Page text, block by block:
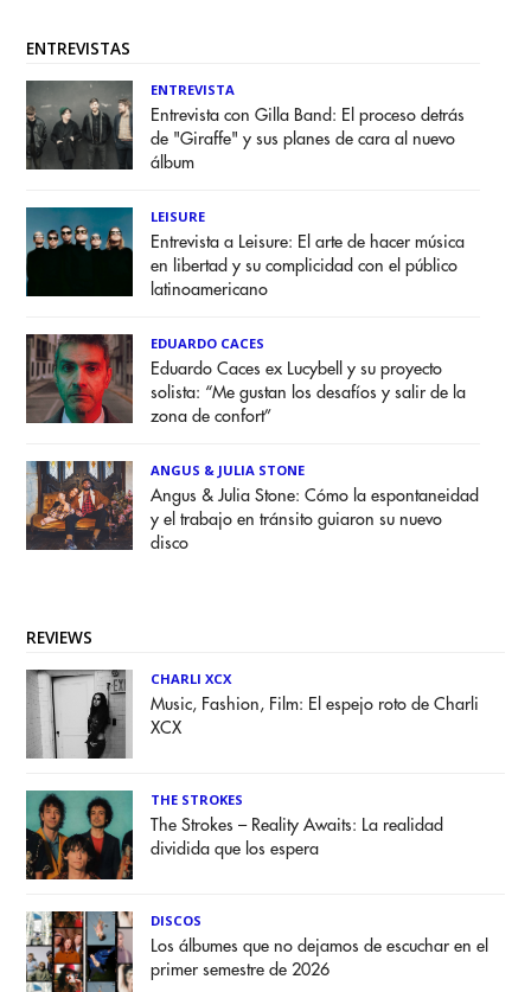
ENTREVISTAS
ENTREVISTA
Entrevista con Gilla Band: El proceso detrás
de "Giraffe" y sus planes de cara al nuevo
álbum
LEISURE
Entrevista a Leisure: El arte de hacer música
en libertad y su complicidad con el público
latinoamericano
EDUARDO CACES
Eduardo Caces ex Lucybell y su proyecto
solista: “Me gustan los desafíos y salir de la
zona de confort”
ANGUS & JULIA STONE
Angus & Julia Stone: Cómo la espontaneidad
y el trabajo en tránsito guiaron su nuevo
disco
REVIEWS
CHARLI XCX
Music, Fashion, Film: El espejo roto de Charli
XCX
THE STROKES
The Strokes – Reality Awaits: La realidad
dividida que los espera
DISCOS
Los álbumes que no dejamos de escuchar en el
primer semestre de 2026